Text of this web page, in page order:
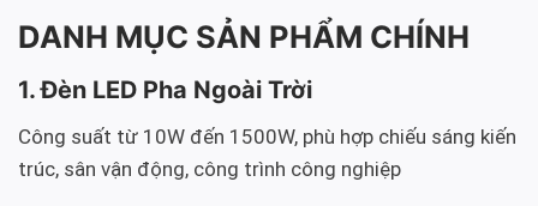
DANH MỤC SẢN PHẨM CHÍNH
1. Đèn LED Pha Ngoài Trời
Công suất từ 10W đến 1500W, phù hợp chiếu sáng kiến
trúc, sân vận động, công trình công nghiệp